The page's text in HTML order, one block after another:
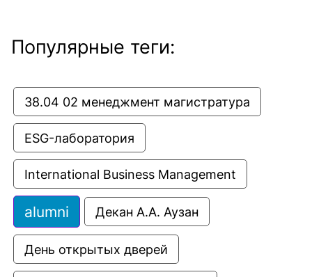
Популярные теги:
38.04 02 менеджмент магистратура
ESG-лаборатория
International Business Management
alumni Декан А.А. Аузан
День открытых дверей